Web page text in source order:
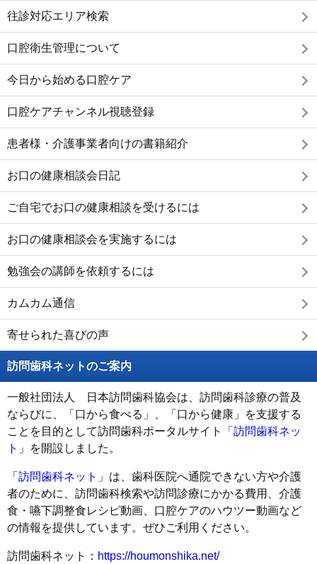
往診対応エリア検索
口腔衛生管理について
今日から始める口腔ケア
口腔ケアチャンネル視聴登録
患者様・介護事業者向けの書籍紹介
お口の健康相談会日記
ご自宅でお口の健康相談を受けるには
お口の健康相談会を実施するには
勉強会の講師を依頼するには
カムカム通信
寄せられた喜びの声
訪問歯科ネットのご案内
一般社団法人 日本訪問歯科協会は、訪問歯科診療の普及
ならびに、「口から食べる」、「口から健康」を支援する
ことを目的として訪問歯科ポータルサイト「 訪問歯科ネッ
ト 」を開設しました。
「 訪問歯科ネット 」は、歯科医院へ通院できない方や介護
者のために、訪問歯科検索や訪問診療にかかる費用、介護
食・嚥下調整食レシピ動画、口腔ケアのハウツー動画など
の情報を提供しています。ぜひご利用ください。
訪問歯科ネット： https://houmonshika.net/